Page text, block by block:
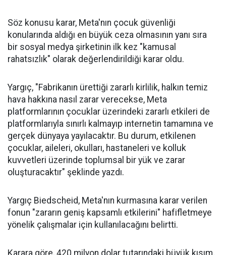
Söz konusu karar, Meta'nın çocuk güvenliği
konularında aldığı en büyük ceza olmasının yanı sıra
bir sosyal medya şirketinin ilk kez "kamusal
rahatsızlık" olarak değerlendirildiği karar oldu.
Yargıç, "Fabrikanın ürettiği zararlı kirlilik, halkın temiz
hava hakkına nasıl zarar verecekse, Meta
platformlarının çocuklar üzerindeki zararlı etkileri de
platformlarıyla sınırlı kalmayıp internetin tamamına ve
gerçek dünyaya yayılacaktır. Bu durum, etkilenen
çocuklar, aileleri, okulları, hastaneleri ve kolluk
kuvvetleri üzerinde toplumsal bir yük ve zarar
oluşturacaktır" şeklinde yazdı.
Yargıç Biedscheid, Meta'nın kurmasına karar verilen
fonun "zararın geniş kapsamlı etkilerini" hafifletmeye
yönelik çalışmalar için kullanılacağını belirtti.
Karara göre, 420 milyon dolar tutarındaki büyük kısım,